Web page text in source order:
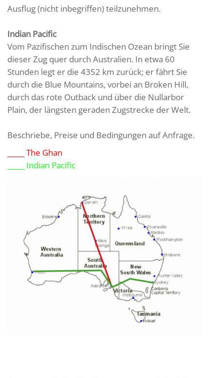
Ausflug (nicht inbegriffen) teilzunehmen.
Indian Pacific
Vom Pazifischen zum Indischen Ozean bringt Sie
dieser Zug quer durch Australien. In etwa 60
Stunden legt er die 4352 km zurück; er fährt Sie
durch die Blue Mountains, vorbei an Broken Hill,
durch das rote Outback und über die Nullarbor
Plain, der längsten geraden Zugstrecke der Welt.
Beschriebe, Preise und Bedingungen auf Anfrage.
_____ The Ghan
_____ Indian Pacific